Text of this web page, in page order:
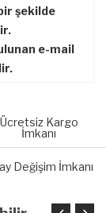
şekilde
e-mail
Ücretsiz Kargo
İmkanı
Değişim İmkanı